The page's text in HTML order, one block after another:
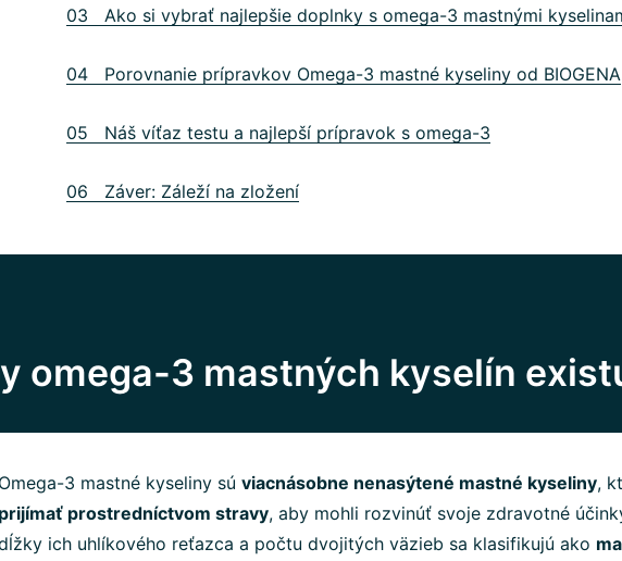
03 Ako si vybrať najlepšie doplnky s omega-3 mastnými
04 Porovnanie prípravkov Omega-3 mastné kyseliny od BIOGENA
05 Náš víťaz testu a najlepší prípravok s omega-3
06 Záver: Záleží na zložení
omega-3 mastných kyselín
Omega-3 mastné kyseliny sú viacnásobne nenasýtené mastné kyseliny,
prijímať prostredníctvom stravy, aby mohli rozvinúť svoje zdravotné
ich uhlíkového reťazca a počtu dvojitých väzieb sa klasifikujú ako